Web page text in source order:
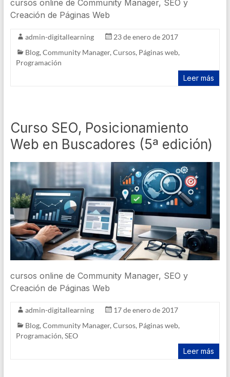
cursos online de Community Manager, SEO y
Creación de Páginas Web
admin-digitallearning
23 de enero de 2017
Blog, Community Manager, Cursos, Páginas web,
Programación
Leer más
Curso SEO, Posicionamiento
Web en Buscadores (5ª edición)
cursos online de Community Manager, SEO y
Creación de Páginas Web
admin-digitallearning
17 de enero de 2017
Blog, Community Manager, Cursos, Páginas web,
Programación, SEO
Leer más